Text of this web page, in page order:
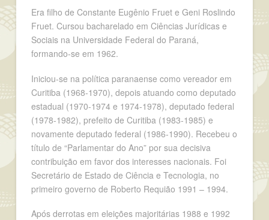
Era filho de Constante Eugênio Fruet e Geni Roslindo
Fruet. Cursou bacharelado em Ciências Jurídicas e
Sociais na Universidade Federal do Paraná,
formando-se em 1962.
Iniciou-se na política paranaense como vereador em
Curitiba (1968-1970), depois atuando como deputado
estadual (1970-1974 e 1974-1978), deputado federal
(1978-1982), prefeito de Curitiba (1983-1985) e
novamente deputado federal (1986-1990). Recebeu o
título de “Parlamentar do Ano” por sua decisiva
contribuição em favor dos interesses nacionais. Foi
Secretário de Estado de Ciência e Tecnologia, no
primeiro governo de Roberto Requião 1991 – 1994.
Após derrotas em eleições majoritárias 1988 e 1992